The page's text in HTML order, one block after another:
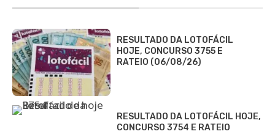
RESULTADO DA LOTOFÁCIL
HOJE, CONCURSO 3755 E
RATEIO (06/08/26)
RESULTADO DA LOTOFÁCIL HOJE,
CONCURSO 3754 E RATEIO